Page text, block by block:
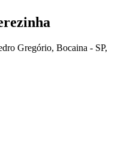
Gregório, Bocaina - SP,